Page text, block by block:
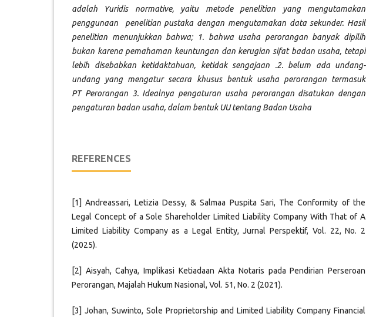
adalah Yuridis normative, yaitu metode penelitian yang mengutamakan
penggunaan penelitian pustaka dengan mengutamakan data sekunder. Hasil
penelitian menunjukkan bahwa; 1. bahwa usaha perorangan banyak dipilih
bukan karena pemahaman keuntungan dan kerugian sifat badan usaha, tetapi
lebih disebabkan ketidaktahuan, ketidak sengajaan .2. belum ada undang-
undang yang mengatur secara khusus bentuk usaha perorangan termasuk
PTPerorangan 3. Idealnya pengaturan usaha perorangan disatukan dengan
pengaturan badan usaha, dalam bentuk UU tentang Badan Usaha
REFERENCES
[1] Andreassari, Letizia Dessy, & Salmaa Puspita Sari, The Conformity of the
Legal Concept of a Sole Shareholder Limited Liability Company With That of A
Limited Liability Company as a Legal Entity, Jurnal Perspektif, Vol. 22, No. 2
(2025).
[2] Aisyah, Cahya, Implikasi Ketiadaan Akta Notaris pada Pendirian Perseroan
Perorangan, Majalah Hukum Nasional, Vol. 51, No. 2 (2021).
[3] Johan, Suwinto, Sole Proprietorship and Limited Liability Company Financial